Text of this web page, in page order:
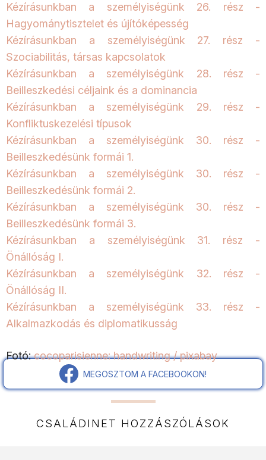
Kézírásunkban a személyiségünk 26. rész -
Hagyománytisztelet és újítóképesség
Kézírásunkban a személyiségünk 27. rész -
Szociabilitás, társas kapcsolatok
Kézírásunkban a személyiségünk 28. rész -
Beilleszkedési céljaink és a dominancia
Kézírásunkban a személyiségünk 29. rész -
Konfliktuskezelési típusok
Kézírásunkban a személyiségünk 30. rész -
Beilleszkedésünk formái 1.
Kézírásunkban a személyiségünk 30. rész -
Beilleszkedésünk formái 2.
Kézírásunkban a személyiségünk 30. rész -
Beilleszkedésünk formái 3.
Kézírásunkban a személyiségünk 31. rész -
Önállóság I.
Kézírásunkban a személyiségünk 32. rész -
Önállóság II.
Kézírásunkban a személyiségünk 33. rész -
Alkalmazkodás és diplomatikusság
Fotó:cocoparisienne: handwriting / pixabay
MEGOSZTOM A FACEBOOKON!
CSALÁDINET HOZZÁSZÓLÁSOK